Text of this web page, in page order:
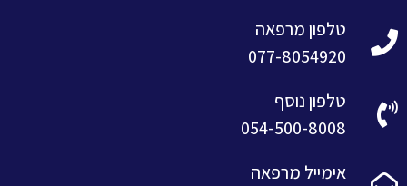
טלפון מרפאה
077-8054920
טלפון נוסף
054-500-8008
אימייל מרפאה